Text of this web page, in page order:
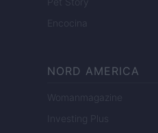
Encocina
NORD AMERICA
Womanmagazine
Investing Plus